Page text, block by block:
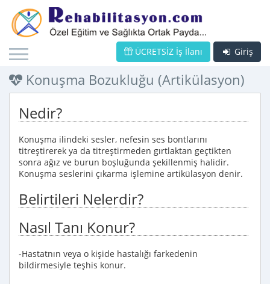
Giriş
ÜCRETSİZ İş İlanı
Konuşma Bozukluğu (Artikülasyon)
Nedir?
Konuşma ilindeki sesler, nefesin ses bontlarını
titreştirerek ya da titreştirmeden gırtlaktan geçtikten
sonra ağız ve burun boşluğunda şekillenmiş halidir.
Konuşma seslerini çıkarma işlemine artikülasyon denir.
Belirtileri Nelerdir?
Nasıl Tanı Konur?
-Hastatnın veya o kişide hastalığı farkedenin
bildirmesiyle teşhis konur.